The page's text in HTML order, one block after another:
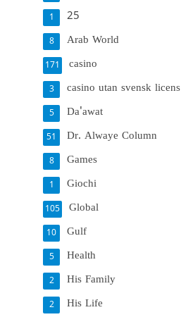
25
1
Arab World
8
casino
171
casino utan svensk licens
3
Da'awat
5
Dr. Alwaye Column
51
Games
8
Giochi
1
Global
105
Gulf
10
Health
5
His Family
2
His Life
2